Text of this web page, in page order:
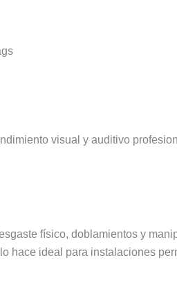
visual y auditivo
físico, doblamientos y
hace ideal para instalaciones